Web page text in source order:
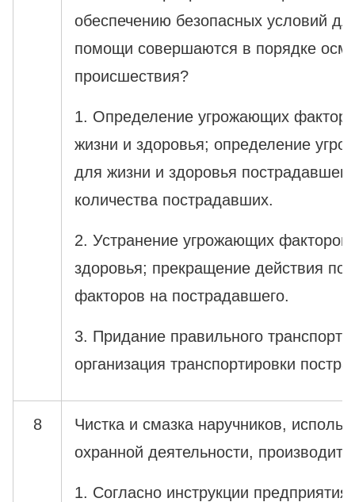
обеспечению безопасных условий
помощи совершаются в порядке
происшествия?
1. Определение угрожающих
жизни и здоровья; определение
для жизни и здоровья
количества пострадавших.
2. Устранение угрожающих
здоровья; прекращение действия
факторов на пострадавшего.
3. Придание правильного
организация транспортировки
8
Чистка и смазка наручников,
охранной деятельности,
1. Согласно инструкции